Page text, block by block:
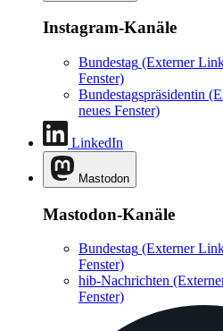
Instagram-Kanäle
Bundestag (Externer
Fenster)
Bundestagspräsidentin
neues Fenster)
LinkedIn
Mastodon
Mastodon-Kanäle
Bundestag (Externer
Fenster)
hib-Nachrichten
Fenster)